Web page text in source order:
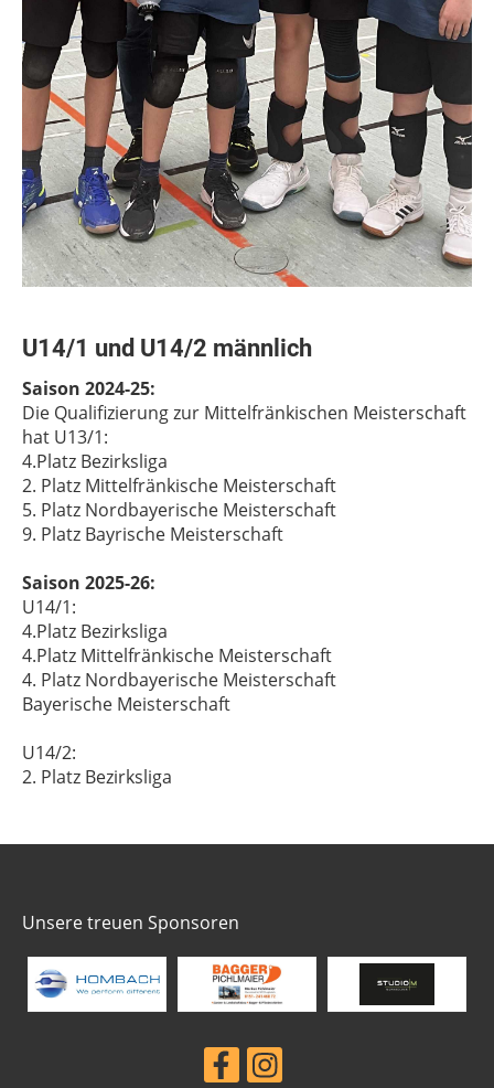
U14/1 und U14/2 männlich
Saison 2024-25:
Die Qualifizierung zur Mittelfränkischen Meisterschaft
hat U13/1:
4.Platz Bezirksliga
2. Platz Mittelfränkische Meisterschaft
5. Platz Nordbayerische Meisterschaft
9. Platz Bayrische Meisterschaft
Saison 2025-26:
U14/1:
4.Platz Bezirksliga
4.Platz Mittelfränkische Meisterschaft
4. Platz Nordbayerische Meisterschaft
Bayerische Meisterschaft
U14/2:
2. Platz Bezirksliga
Unsere treuen Sponsoren